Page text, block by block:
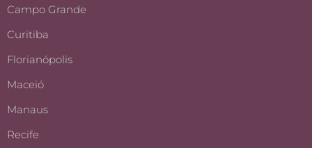
Campo Grande
Curitiba
Florianópolis
Maceió
Manaus
Recife